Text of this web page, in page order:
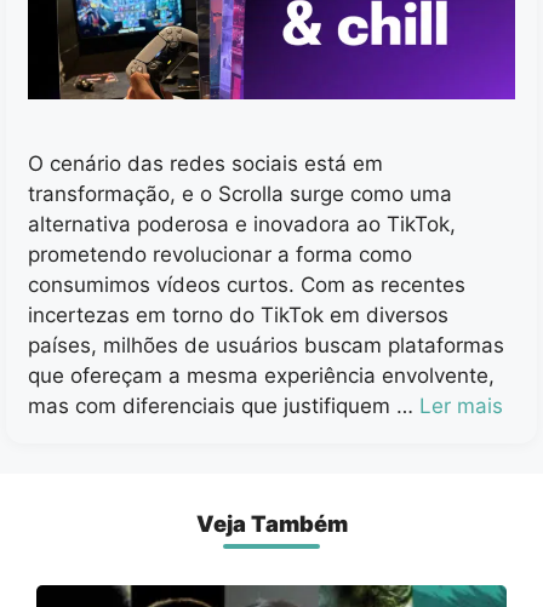
O cenário das redes sociais está em
transformação, e o Scrolla surge como uma
alternativa poderosa e inovadora ao TikTok,
prometendo revolucionar a forma como
consumimos vídeos curtos. Com as recentes
incertezas em torno do TikTok em diversos
países, milhões de usuários buscam plataformas
que ofereçam a mesma experiência envolvente,
mas com diferenciais que justifiquem … Ler mais
Veja Também